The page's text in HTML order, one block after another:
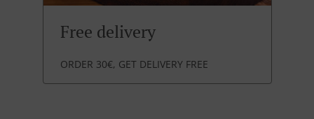
Free delivery
ORDER 30€, GET DELIVERY FREE